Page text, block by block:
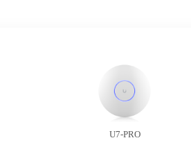
U7-PRO